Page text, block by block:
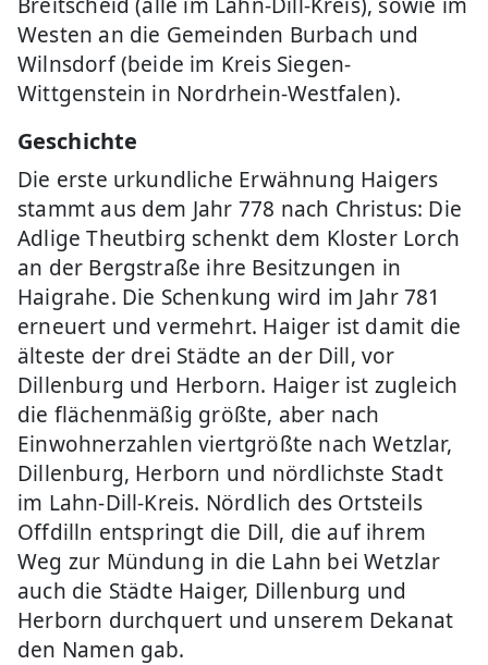
Westen an die Gemeinden Burbach und
Wilnsdorf (beide im Kreis Siegen-
Wittgenstein in Nordrhein-Westfalen).
Geschichte
Die erste urkundliche Erwähnung Haigers
stammt aus dem Jahr 778 nach Christus: Die
Adlige Theutbirg schenkt dem Kloster Lorch
an der Bergstraße ihre Besitzungen in
Haigrahe. Die Schenkung wird im Jahr 781
erneuert und vermehrt. Haiger ist damit die
älteste der drei Städte an der Dill, vor
Dillenburg und Herborn. Haiger ist zugleich
die flächenmäßig größte, aber nach
Einwohnerzahlen viertgrößte nach Wetzlar,
Dillenburg, Herborn und nördlichste Stadt
im Lahn-Dill-Kreis. Nördlich des Ortsteils
Offdilln entspringt die Dill, die auf ihrem
Weg zur Mündung in die Lahn bei Wetzlar
auch die Städte Haiger, Dillenburg und
Herborn durchquert und unserem Dekanat
den Namen gab.